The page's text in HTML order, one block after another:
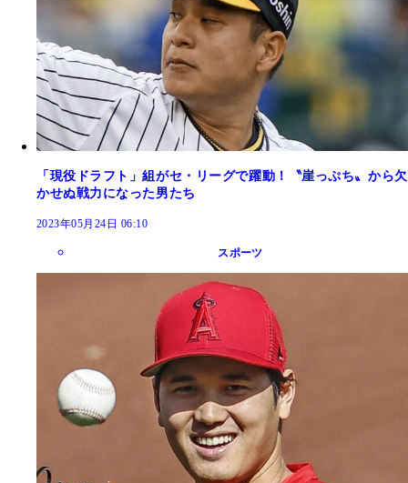
「現役ドラフト」組がセ・リーグで躍動！〝崖っぷち〟から欠
かせぬ戦力になった男たち
2023年05月24日 06:10
スポーツ